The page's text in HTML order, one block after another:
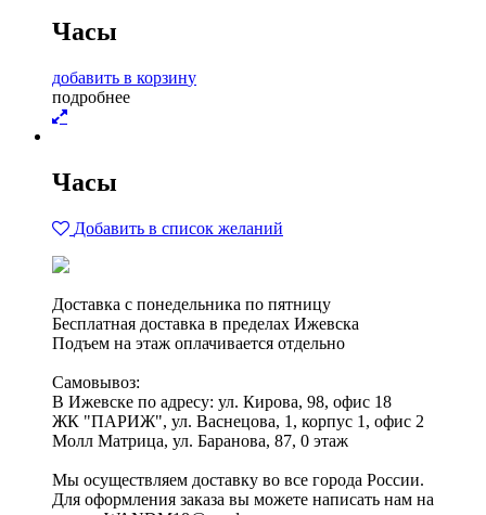
Часы
добавить в корзину
подробнее
Часы
Добавить в список желаний
Доставка с понедельника по пятницу
Бесплатная доставка в пределах Ижевска
Подъем на этаж оплачивается отдельно
Самовывоз:
В Ижевске по адресу: ул. Кирова, 98, офис 18
ЖК "ПАРИЖ", ул. Васнецова, 1, корпус 1, офис 2
Молл Матрица, ул. Баранова, 87, 0 этаж
Мы осуществляем доставку во все города России.
Для оформления заказа вы можете написать нам на